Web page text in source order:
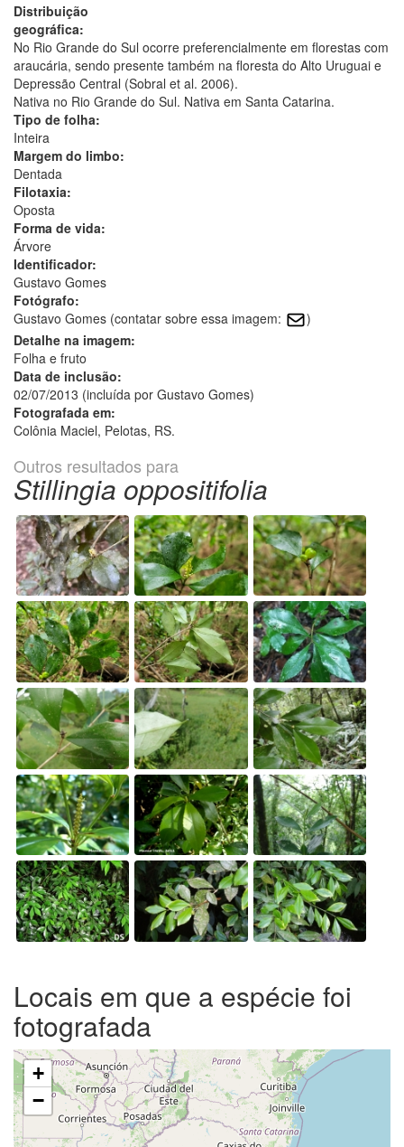
Distribuição
geográfica:
No Rio Grande do Sul ocorre preferencialmente em florestas com
araucária, sendo presente também na floresta do Alto Uruguai e
Depressão Central (Sobral et al. 2006).
Nativa no Rio Grande do Sul. Nativa em Santa Catarina.
Tipo de folha:
Inteira
Margem do limbo:
Dentada
Filotaxia:
Oposta
Forma de vida:
Árvore
Identificador:
Gustavo Gomes
Fotógrafo:
Gustavo Gomes (contatar sobre essa imagem:
)
Detalhe na imagem:
Folha e fruto
Data de inclusão:
02/07/2013 (incluída por Gustavo Gomes)
Fotografada em:
Colônia Maciel, Pelotas, RS.
Outros resultados para
Stillingia oppositifolia
Locais em que a espécie foi
fotografada
+
−